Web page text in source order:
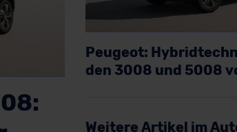
Peugeot:
den 3008 und 5008
Artikel lesen
Weitere Artikel im